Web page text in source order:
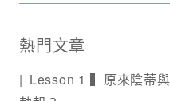
熱門文章
Lesson 1 ▍原來陰蒂